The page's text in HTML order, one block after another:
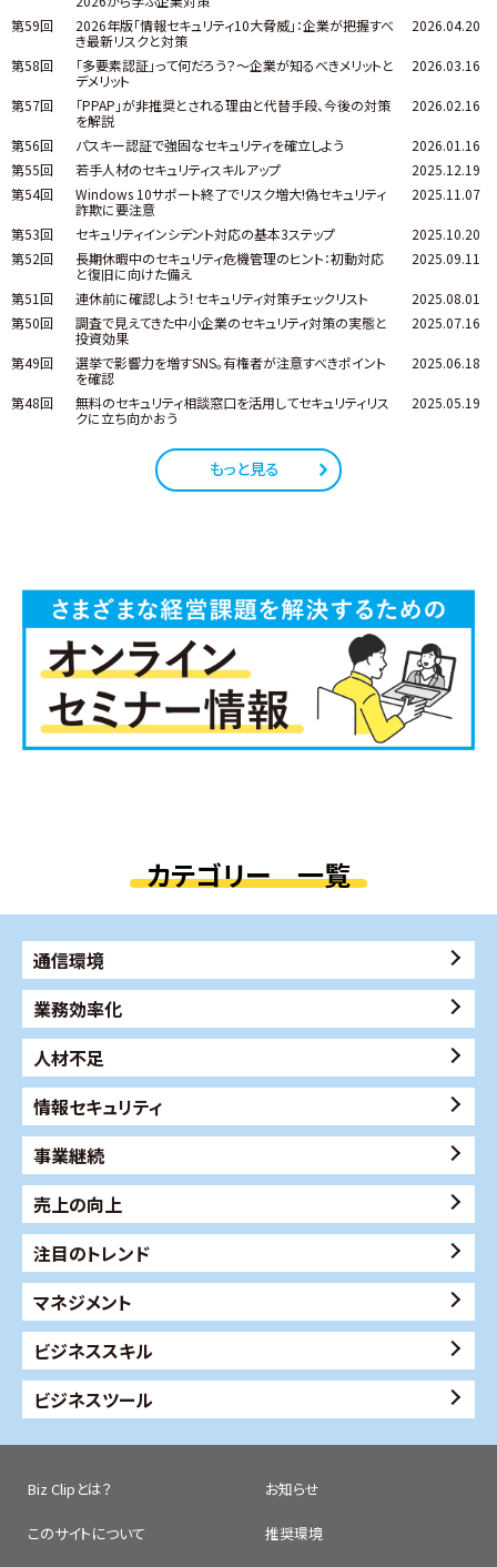
第59回
2026年版「情報セキュリティ10大脅威」：企業が把握すべ
き最新リスクと対策
2026.04.20
第58回
「多要素認証」って何だろう？～企業が知るべきメリットと
デメリット
2026.03.16
第57回
「PPAP」が非推奨とされる理由と代替手段、今後の対策
を解説
2026.02.16
第56回 パスキー認証で強固なセキュリティを確立しよう
2026.01.16
第55回
若手人材のセキュリティスキルアップ
2025.12.19
第54回
Windows 10サポート終了でリスク増大!偽セキュリティ
詐欺に要注意
2025.11.07
第53回 セキュリティインシデント対応の基本3ステップ
2025.10.20
第52回
長期休暇中のセキュリティ危機管理のヒント：初動対応
と復旧に向けた備え
2025.09.11
第51回 連休前に確認しよう！セキュリティ対策チェックリスト
2025.08.01
第50回
調査で見えてきた中小企業のセキュリティ対策の実態と
投資効果
2025.07.16
第49回
選挙で影響力を増すSNS。有権者が注意すべきポイント
を確認
2025.06.18
第48回
無料のセキュリティ相談窓口を活用してセキュリティリス
クに立ち向かおう
2025.05.19
もっと見る
カテゴリー 一覧
通信環境
業務効率化
人材不足
情報セキュリティ
事業継続
売上の向上
注目のトレンド
マネジメント
ビジネススキル
ビジネスツール
Biz Clipとは？ お知らせ
このサイトについて 推奨環境